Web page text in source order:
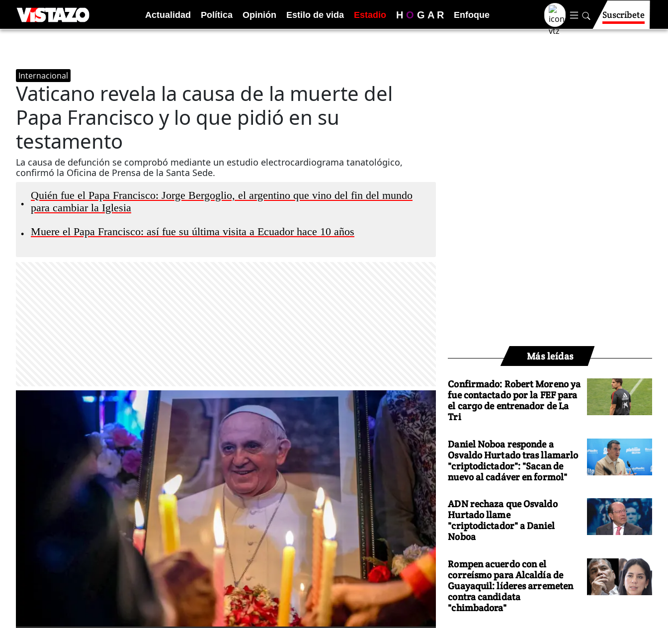
Actualidad Política Opinión Estilo de vida Estadio H O G A R Enfoque Suscríbete
Internacional
Vaticano revela la causa de la muerte del
Papa Francisco y lo que pidió en su
testamento
La causa de defunción se comprobó mediante un estudio electrocardiograma tanatológico,
confirmó la Oficina de Prensa de la Santa Sede.
•
Quién fue el Papa Francisco: Jorge Bergoglio, el argentino que vino del fin del mundo
para cambiar la Iglesia
• Muere el Papa Francisco: así fue su última visita a Ecuador hace 10 años
Más leídas
Confirmado: Robert Moreno ya
fue contactado por la FEF para
el cargo de entrenador de La
Tri
Daniel Noboa responde a
Osvaldo Hurtado tras llamarlo
"criptodictador": "Sacan de
nuevo al cadáver en formol"
ADN rechaza que Osvaldo
Hurtado llame
"criptodictador" a Daniel
Noboa
Rompen acuerdo con el
correísmo para Alcaldía de
Guayaquil: líderes arremeten
contra candidata
"chimbadora"